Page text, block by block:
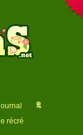
récré